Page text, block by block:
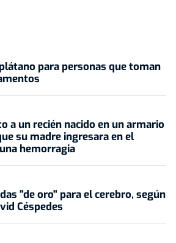
para personas que toman
a un recién nacido en un armario
su madre ingresara en el
hemorragia
"de oro" para el cerebro, según
Céspedes